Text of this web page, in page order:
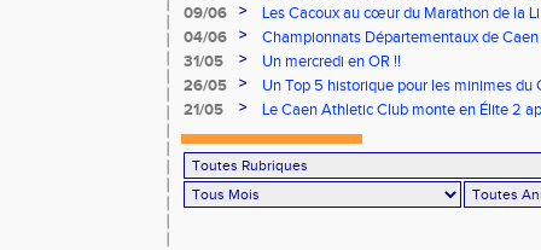
09/06
>
Les Cacoux au cœur du Marathon de la
04/06
>
Championnats Départementaux de
rendez-vous
31/05 >
Un mercredi en OR !!
26/05
>
Un Top 5 historique pour les minimes du
Finale Nationale Equip’Athlé !
21/05 >
Le Caen Athletic Club monte en Élite 2